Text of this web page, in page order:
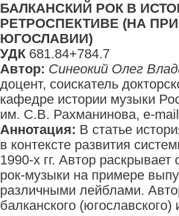
БАЛКАНСКИЙ РОК В
РЕТРОСПЕКТИВЕ (НА
ЮГОСЛАВИИ)
УДК681.84+784.7
Автор: Cинеокий Олег
доцент, соискатель
кафедре истории музыки
им. С.В. Рахманинова, e-
Аннотация: В статье
в контексте развития
1990-х гг. Автор
рок-музыки на примере
различными лейблами.
балканского